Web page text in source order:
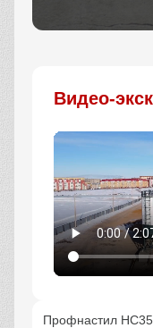
Видео-
Профнастил